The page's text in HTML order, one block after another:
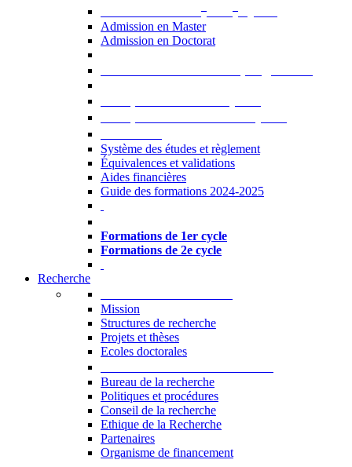
Admission en Master
Admission en Doctorat
Système des études et règlement
Équivalences et validations
Aides financières
Guide des formations 2024-2025
Formations de 1er cycle
Formations de 2e cycle
Recherche
Mission
Structures de recherche
Projets et thèses
Ecoles doctorales
Bureau de la recherche
Politiques et procédures
Conseil de la recherche
Ethique de la Recherche
Partenaires
Organisme de financement